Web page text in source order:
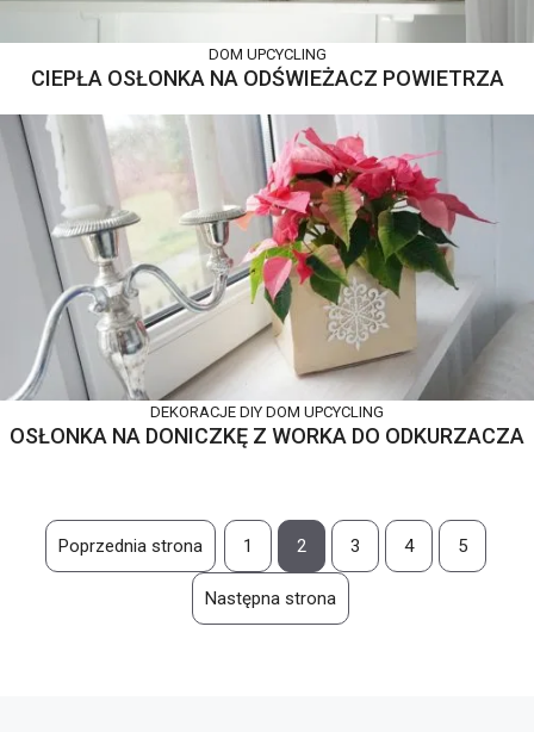
DOM UPCYCLING
CIEPŁA OSŁONKA NA ODŚWIEŻACZ POWIETRZA
DEKORACJE DIY DOM UPCYCLING
OSŁONKA NA DONICZKĘ Z WORKA DO ODKURZACZA
Poprzednia strona 1 2 3 4 5
Następna strona